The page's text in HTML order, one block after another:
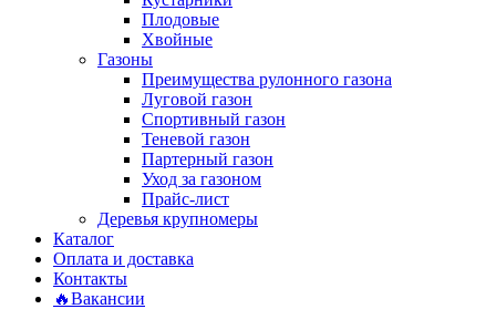
Плодовые
Хвойные
Газоны
Преимущества рулонного газона
Луговой газон
Спортивный газон
Теневой газон
Партерный газон
Уход за газоном
Прайс-лист
Деревья крупномеры
Каталог
Оплата и доставка
Контакты
🔥Вакансии